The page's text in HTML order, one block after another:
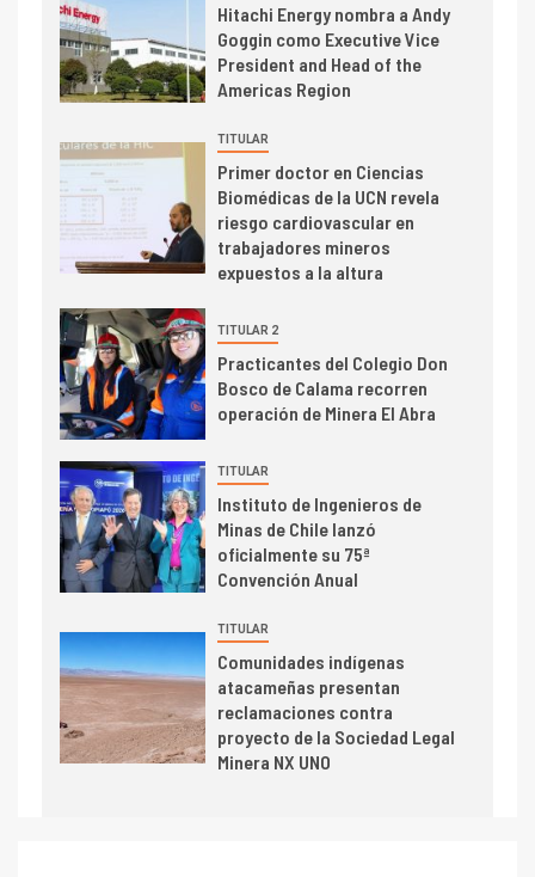
2
I+D
Producción minera en mayo de
2026 cae 10,6%
3
PIB minero impacta el
crecimiento regional: Banco
Central reporta resultados
dispares en el primer
4
Informe bimensual de
Cochilco: precio del cobre
alcanza máximos por escasez
de concentrados
5
Estudio revela cómo el precio
del cobre y educación superior
se relacionan en zonas
mineras
BHP proyecta producción de
cobre cercana a 2 millones de
toneladas tras récord en
Escondida
7 I+D
Hitachi Energy nombra a Andy
Goggin como Executive Vice
President and Head of the
Americas Region
TITULAR
Primer doctor en Ciencias
Biomédicas de la UCN revela
riesgo cardiovascular en
trabajadores mineros
expuestos a la altura
TITULAR 2
Practicantes del Colegio Don
Bosco de Calama recorren
operación de Minera El Abra
TITULAR
Instituto de Ingenieros de
Minas de Chile lanzó
oficialmente su 75ª
Convención Anual
TITULAR
Comunidades indígenas
atacameñas presentan
reclamaciones contra
proyecto de la Sociedad Legal
Minera NX UNO